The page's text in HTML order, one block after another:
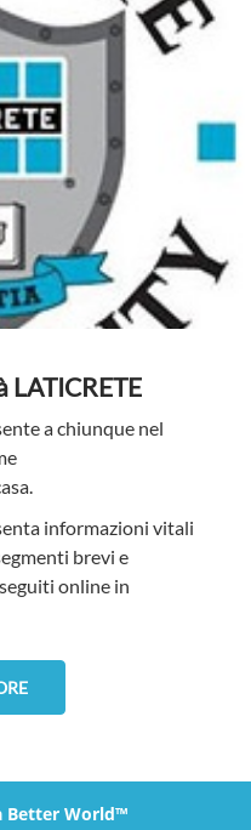
a chiunque nel
informazioni vitali
brevi e
online in
Better World™